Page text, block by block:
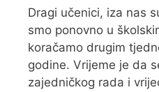
Dragi učenici, iza nas
smo ponovno u
koračamo drugim
godine. Vrijeme je da
zajedničkog rada i